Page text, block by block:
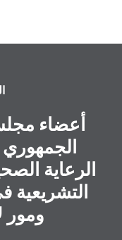
أعضاء
الجمهوري
الرعاية
التشريعية
ومور